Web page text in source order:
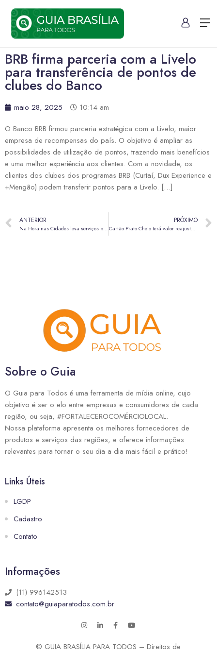
BRB firma parceria com a Livelo
para transferência de pontos de
clubes do Banco
maio 28, 2025
10:14 am
O Banco BRB firmou parceria estratégica com a Livelo, maior
empresa de recompensas do país. O objetivo é ampliar as
possibilidades de utilização de pontos, trazendo mais benefícios
e uma melhor experiência aos clientes. Com a novidade, os
clientes dos clubes dos programas BRB (Curtaí, Dux Experience e
+Mengão) podem transferir pontos para a Livelo. […]
ANTERIOR
Na Hora nas Cidades leva serviços públicos ao Engenho das Lajes
PRÓXIMO
Cartão Prato Cheio terá valor reajustado para R$ 280 a partir de setembro
Sobre o Guia
O Guia para Todos é uma ferramenta de mídia online, cujo
objetivo é ser o elo entre empresas e consumidores de cada
região, ou seja, #FORTALECEROCOMÉRCIOLOCAL.
Nossa plataforma apresenta os melhores fornecedores de
produtos e serviços das regiões, e oferece informações
relevantes para tornar o seu dia a dia mais fácil e prático!
Links Úteis
LGDP
Cadastro
Contato
Informações
(11) 996142513
contato@guiaparatodos.com.br
© GUIA BRASÍLIA PARA TODOS – Direitos de